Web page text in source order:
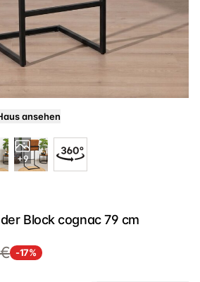
ansehen
+9
Block cognac 79 cm
-17%